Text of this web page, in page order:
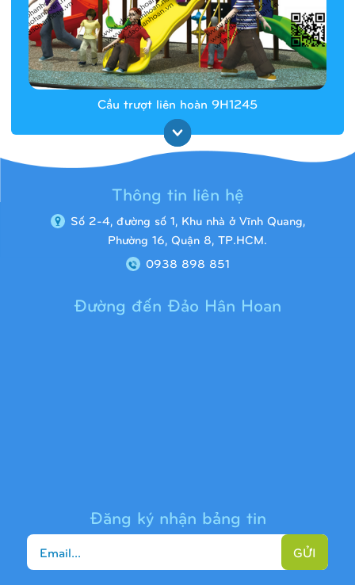
Cầu trượt liên hoàn 9H1245
Thông tin liên hệ
Số 2-4, đường số 1, Khu nhà ở Vĩnh Quang,
Phường 16, Quận 8, TP.HCM.
0938 898 851
Đường đến Đảo Hân Hoan
Đăng ký nhận bảng tin
GỬI